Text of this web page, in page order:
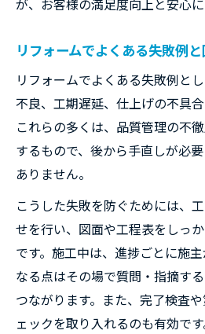
が、お客様の満足度向上と安心に
リフォームでよくある失敗例
リフォームでよくある失敗例と
不良、工期遅延、仕上げの不具合
これらの多くは、品質管理の不
するもので、後から手直しが必
ありません。
こうした失敗を防ぐためには、
せを行い、図面や工程表をしっ
です。施工中は、進捗ごとに施
なる点はその場で質問・指摘す
つながります。また、完了検査
ェックを取り入れるのも有効です